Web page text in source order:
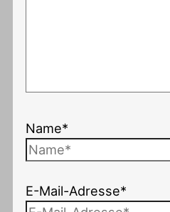
Name*
E-Mail-Adresse*